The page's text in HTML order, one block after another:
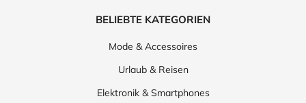
BELIEBTE KATEGORIEN
Mode & Accessoires
Urlaub & Reisen
Elektronik & Smartphones